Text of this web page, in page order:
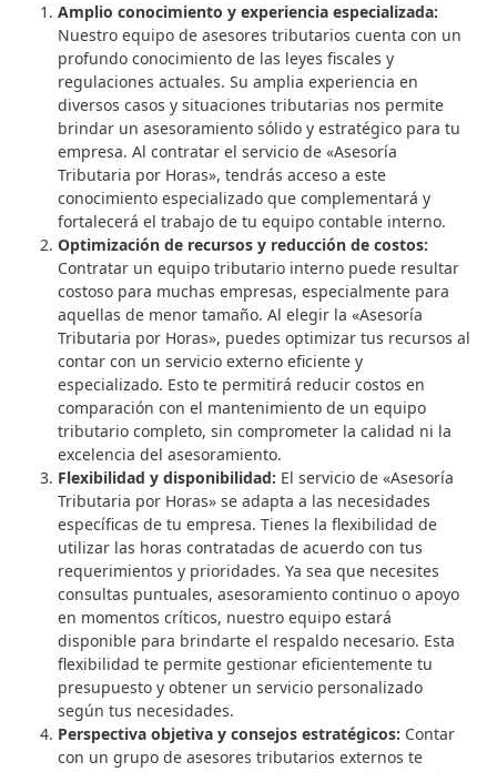
Amplio conocimiento y experiencia especializada:
Nuestro equipo de asesores tributarios cuenta con un
profundo conocimiento de las leyes fiscales y
regulaciones actuales. Su amplia experiencia en
diversos casos y situaciones tributarias nos permite
brindar un asesoramiento sólido y estratégico para tu
empresa. Al contratar el servicio de «Asesoría
Tributaria por Horas», tendrás acceso a este
conocimiento especializado que complementará y
fortalecerá el trabajo de tu equipo contable interno.
Optimización de recursos y reducción de costos:
Contratar un equipo tributario interno puede resultar
costoso para muchas empresas, especialmente para
aquellas de menor tamaño. Al elegir la «Asesoría
Tributaria por Horas», puedes optimizar tus recursos al
contar con un servicio externo eficiente y
especializado. Esto te permitirá reducir costos en
comparación con el mantenimiento de un equipo
tributario completo, sin comprometer la calidad ni la
excelencia del asesoramiento.
Flexibilidad y disponibilidad: El servicio de «Asesoría
Tributaria por Horas» se adapta a las necesidades
específicas de tu empresa. Tienes la flexibilidad de
utilizar las horas contratadas de acuerdo con tus
requerimientos y prioridades. Ya sea que necesites
consultas puntuales, asesoramiento continuo o apoyo
en momentos críticos, nuestro equipo estará
disponible para brindarte el respaldo necesario. Esta
flexibilidad te permite gestionar eficientemente tu
presupuesto y obtener un servicio personalizado
según tus necesidades.
Perspectiva objetiva y consejos estratégicos: Contar
con un grupo de asesores tributarios externos te